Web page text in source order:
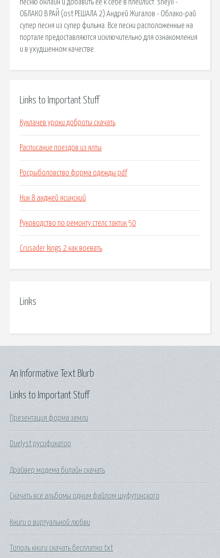
песню онлайн и добавить ее к себе в плейлист. sneyll -
ОБЛАКО В РАЙ (ost РЕШАЛА 2).Андрей Жигалов - Облако-рай
супер песня из супер фильма. Все песни расположенные на
портале предоставляются исключительно для ознакомления
и в ухудшенном качестве.
Links to Important Stuff
Куклачев уроки доброты скачать
Расписание поездов из ялты
Росрыболовство форма одежды pdf
Ник 8 анджей ясинский
Руководство по ремонту стелс тактик 50
Crusader kings 2 как воевать
Links
Links to Important Stuff
Презентация форма земли
Duelyst русификатор
Драйвер модема билайн скачать
Скачать все альбомы одним файлом шуфутинского
Книги о виртуальной любви
Тополь книги скачать бесплатно txt
An Informative Text Blurb